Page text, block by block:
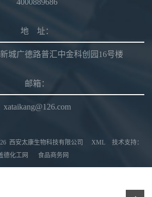
4000889686
地 址：
城广德路普汇中金科创园16号楼
邮箱：
xataikang@126.com
西安太康生物科技有限公司 XML
技术支持：
德化工网
食品商务网